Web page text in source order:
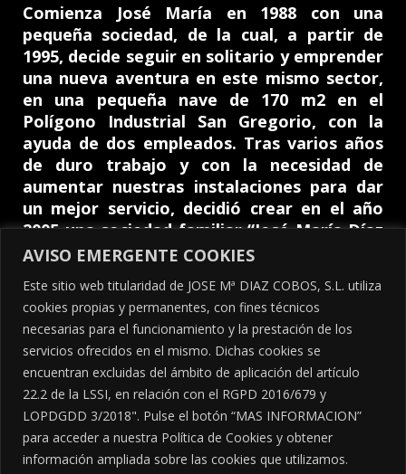
AVISO EMERGENTE COOKIES
Este sitio web titularidad de JOSE Mª DIAZ COBOS, S.L. utiliza
cookies propias y permanentes, con fines técnicos
necesarias para el funcionamiento y la prestación de los
servicios ofrecidos en el mismo. Dichas cookies se
encuentran excluidas del ámbito de aplicación del artículo
22.2 de la LSSI, en relación con el RGPD 2016/679 y
LOPDGDD 3/2018". Pulse el botón “MAS INFORMACION”
para acceder a nuestra Política de Cookies y obtener
información ampliada sobre las cookies que utilizamos.
Comienza José María en 1988 con una
pequeña sociedad, de la cual, a partir de
1995, decide seguir en solitario y emprender
una nueva aventura en este mismo sector,
en una pequeña nave de 170 m2 en el
Polígono Industrial San Gregorio, con la
ayuda de dos empleados. Tras varios años
de duro trabajo y con la necesidad de
aumentar nuestras instalaciones para dar
un mejor servicio, decidió crear en el año
2005 una sociedad familiar “José María Díaz
Cobos SL” y trasladarse a una nueva nave
mayor capacidad de almacenaje.
En la actualidad contamos con 10
empleados, dedicados al constante servicio
al ganadero, siendo distribuidores oficiales
de GEA para la zona norte de la provincia de
Córdoba y Jaén.